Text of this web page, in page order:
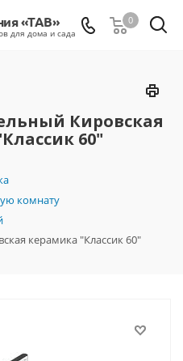
0
Кировская
60"
комнату
керамика "Классик 60"